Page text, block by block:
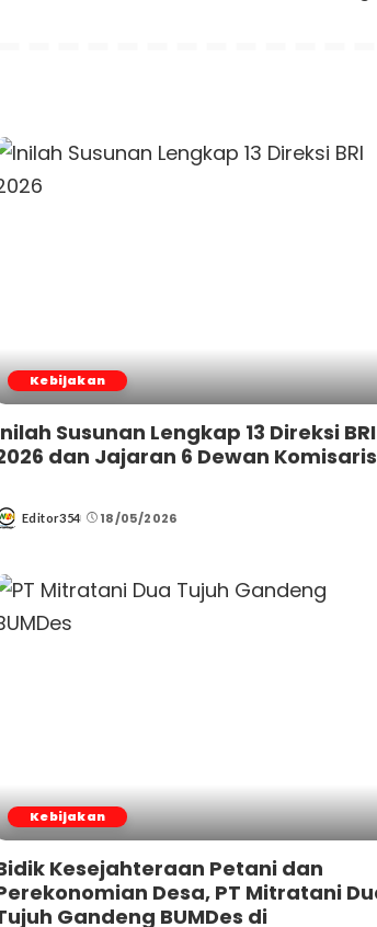
Kebijakan
Susunan Lengkap 13 Direksi BRI
dan Jajaran 6 Dewan Komisaris
Editor354 18/05/2026
Kebijakan
Kesejahteraan Petani dan
Desa, PT Mitratani
Gandeng BUMDes di